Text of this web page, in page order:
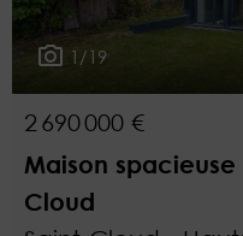
1/19
2 690 000 €
Maison
Cloud